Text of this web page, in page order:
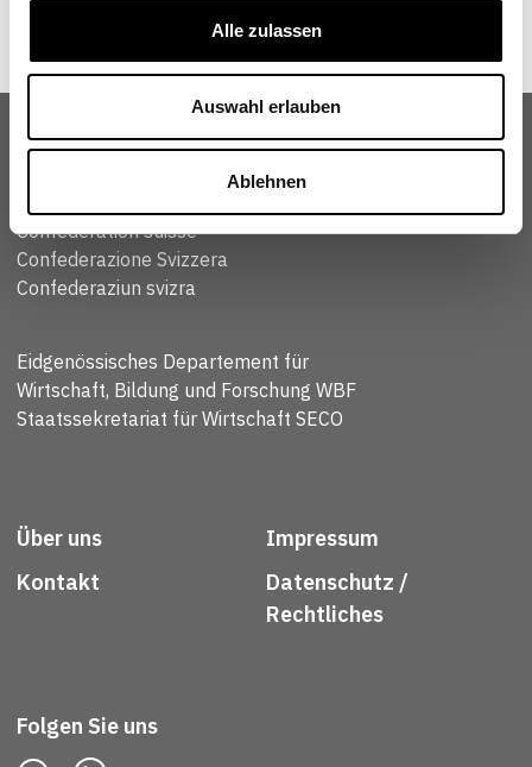
Alle zulassen
Auswahl erlauben
Ablehnen
Confédération suisse
Confederazione Svizzera
Confederaziun svizra
Eidgenössisches Departement für
Wirtschaft, Bildung und Forschung WBF
Staatssekretariat für Wirtschaft SECO
Über uns
Kontakt
Impressum
Datenschutz /
Rechtliches
Folgen Sie uns